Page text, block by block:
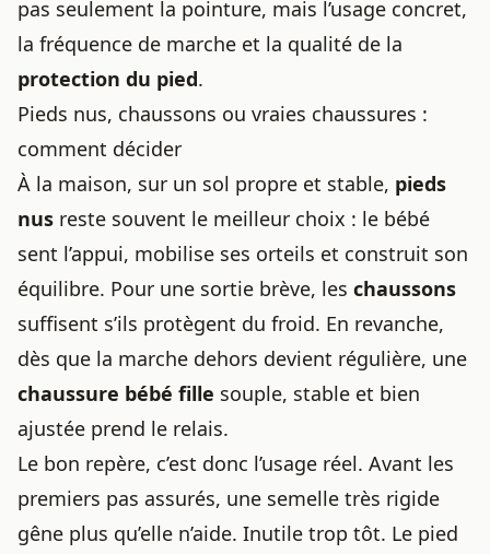
pas seulement la pointure, mais l’usage concret,
la fréquence de marche et la qualité de la
protection du pied.
Pieds nus, chaussons ou vraies chaussures :
comment décider
À la maison, sur un sol propre et stable, pieds
nus reste souvent le meilleur choix : le bébé
sent l’appui, mobilise ses orteils et construit son
équilibre. Pour une sortie brève, les chaussons
suffisent s’ils protègent du froid. En revanche,
dès que la marche dehors devient régulière, une
chaussure bébé fille souple, stable et bien
ajustée prend le relais.
Le bon repère, c’est donc l’usage réel. Avant les
premiers pas assurés, une semelle très rigide
gêne plus qu’elle n’aide. Inutile trop tôt. Le pied